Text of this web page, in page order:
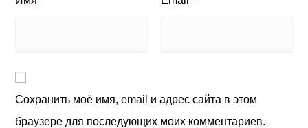
Сохранить моё имя, email и адрес сайта в этом
браузере для последующих моих комментариев.